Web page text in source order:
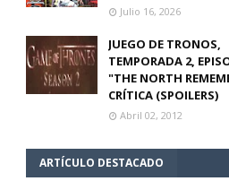
Julio 16, 2026
JUEGO DE TRONOS,
TEMPORADA 2,
"THE NORTH
CRÍTICA (SPOILERS)
Abril 02, 2012
ARTÍCULO DESTACADO